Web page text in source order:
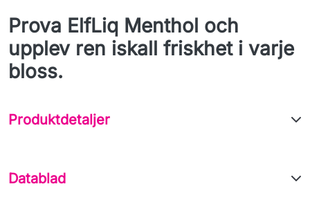
Prova ElfLiq Menthol och
upplev ren iskall friskhet i varje
bloss.
Produktdetaljer
Datablad